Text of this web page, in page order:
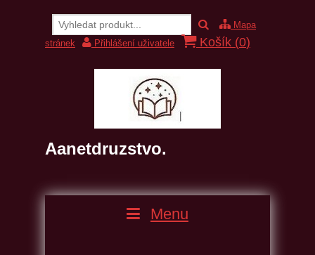
Mapa
stránek
Přihlášení uživatele Košík (0)
Aanetdruzstvo.
Menu